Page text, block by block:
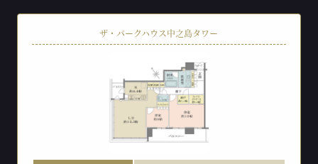
ザ・パークハウス中之島タワー